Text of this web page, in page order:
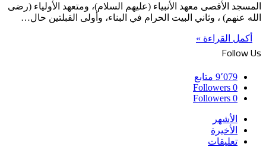
المسجد الأقصى معهد الأنبياء (عليهم السلام)، ومتعهد الأولياء (رضى
الله عنهم) ، وثاني البيت الحرام في البناء، وأولى القبلتين حال…
أكمل القراءة »
Follow Us
9٬079 متابع
0
Followers
0
Followers
الأشهر
الأخيرة
تعليقات